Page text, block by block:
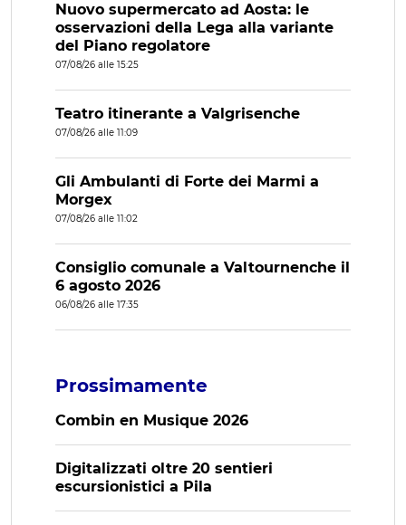
Nuovo supermercato ad Aosta: le
osservazioni della Lega alla variante
del Piano regolatore
07/08/26 alle 15:25
Teatro itinerante a Valgrisenche
07/08/26 alle 11:09
Gli Ambulanti di Forte dei Marmi a
Morgex
07/08/26 alle 11:02
Consiglio comunale a Valtournenche il
6 agosto 2026
06/08/26 alle 17:35
Prossimamente
Combin en Musique 2026
Digitalizzati oltre 20 sentieri
escursionistici a Pila